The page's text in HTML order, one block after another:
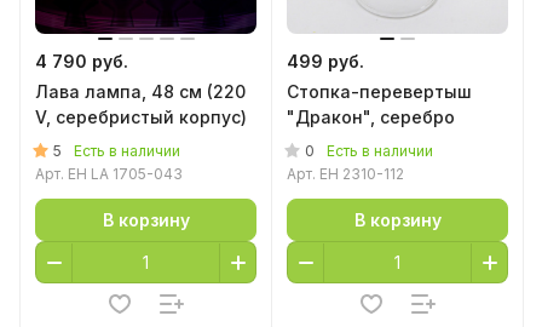
4 790 руб.
Лава лампа, 48 см (220
V, серебристый корпус)
5
Есть в наличии
Арт. EH LA 1705-043
В корзину
499 руб.
Стопка-перевертыш
"Дракон", серебро
0
Есть в наличии
Арт. EH 2310-112
В корзину